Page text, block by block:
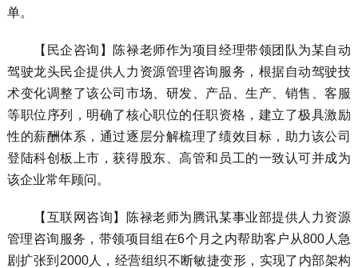
单。
【民企咨询】陈禄老师作为项目经理带领团队为某自动
驾驶龙头民企提供人力资源管理咨询服务，根据自动驾驶技
术变化调整了该公司市场、研发、产品、生产、销售、客服
等职位序列，明确了核心职位的任职资格，建立了极具激励
性的薪酬体系，通过逐层分解梳理了绩效目标，助力该公司
登陆科创板上市，获得股东、高管和员工的一致认可并成为
该企业常年顾问。
【互联网咨询】陈禄老师为腾讯某事业部提供人力资源
管理咨询服务，带领项目组在6个月之内帮助客户从800人急
剧扩张到2000人，经营组织不断敏捷变形，实现了内部架构